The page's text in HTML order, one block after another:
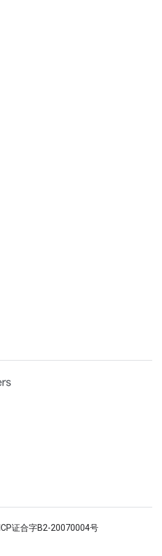
ICP证合字B2-20070004号